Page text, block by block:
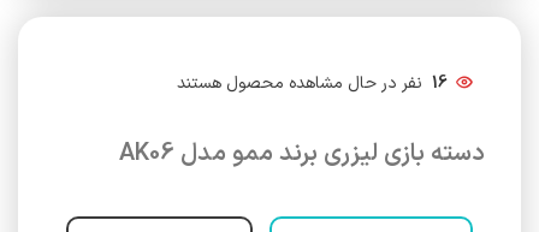
16 نفر در حال مشاهده محصول هستند
دسته بازی لیزری برند ممو مدل AK06